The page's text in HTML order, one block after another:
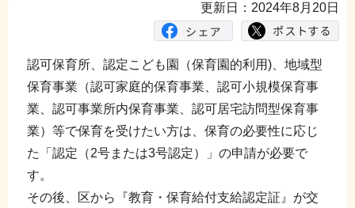
更新日：2024年8月20日
認可保育所、認定こども園（保育園的利用)、地域型
保育事業（認可家庭的保育事業、認可小規模保育事
業、認可事業所内保育事業、認可居宅訪問型保育事
業）等で保育を受けたい方は、保育の必要性に応じ
た「認定（2号または3号認定）」の申請が必要で
す。
その後、区から『教育・保育給付支給認定証』が交